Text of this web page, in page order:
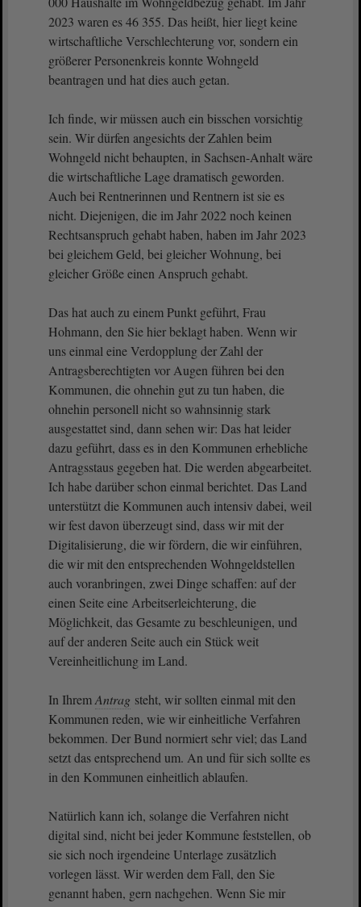
2023 waren es 46 355. Das heißt, hier liegt keine
wirtschaftliche Verschlechterung vor, sondern ein
größerer Personenkreis konnte Wohngeld
beantragen und hat dies auch getan.
Ich finde, wir müssen auch ein bisschen vorsichtig
sein. Wir dürfen angesichts der Zahlen beim
Wohngeld nicht behaupten, in Sachsen-Anhalt wäre
die wirtschaftliche Lage dramatisch geworden.
Auch bei Rentnerinnen und Rentnern ist sie es
nicht. Diejenigen, die im Jahr 2022 noch keinen
Rechtsanspruch gehabt haben, haben im Jahr 2023
bei gleichem Geld, bei gleicher Wohnung, bei
gleicher Größe einen Anspruch gehabt.
Das hat auch zu einem Punkt geführt, Frau
Hohmann, den Sie hier beklagt haben. Wenn wir
uns einmal eine Verdopplung der Zahl der
Antragsberechtigten vor Augen führen bei den
Kommunen, die ohnehin gut zu tun haben, die
ohnehin personell nicht so wahnsinnig stark
ausgestattet sind, dann sehen wir: Das hat leider
dazu geführt, dass es in den Kommunen erhebliche
Antragsstaus gegeben hat. Die werden abgearbeitet.
Ich habe darüber schon einmal berichtet. Das Land
unterstützt die Kommunen auch intensiv dabei, weil
wir fest davon überzeugt sind, dass wir mit der
Digitalisierung, die wir fördern, die wir einführen,
die wir mit den entsprechenden Wohngeldstellen
auch voranbringen, zwei Dinge schaffen: auf der
einen Seite eine Arbeitserleichterung, die
Möglichkeit, das Gesamte zu beschleunigen, und
auf der anderen Seite auch ein Stück weit
Vereinheitlichung im Land.
In IhremAntrag steht, wir sollten einmal mit den
Kommunen reden, wie wir einheitliche Verfahren
bekommen. Der Bund normiert sehr viel; das Land
setzt das entsprechend um. An und für sich sollte es
in den Kommunen einheitlich ablaufen.
Natürlich kann ich, solange die Verfahren nicht
digital sind, nicht bei jeder Kommune feststellen, ob
sie sich noch irgendeine Unterlage zusätzlich
vorlegen lässt. Wir werden dem Fall, den Sie
genannt haben, gern nachgehen. Wenn Sie mir